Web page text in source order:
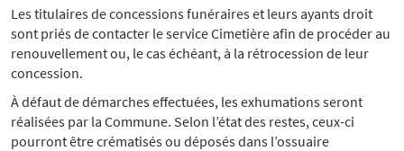
Les titulaires de concessions funéraires et leurs ayants droit
sont priés de contacter le service Cimetière afin de procéder au
renouvellement ou, le cas échéant, à la rétrocession de leur
concession.
À défaut de démarches effectuées, les exhumations seront
réalisées par la Commune. Selon l’état des restes, ceux-ci
pourront être crématisés ou déposés dans l’ossuaire